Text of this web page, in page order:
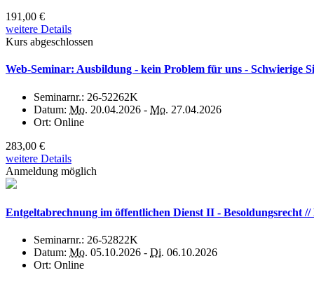
191,00 €
weitere Details
Kurs abgeschlossen
Web-Seminar: Ausbildung - kein Problem für uns - Schwierige
Seminarnr.: 26-52262K
Datum: Mo. 20.04.2026 - Mo. 27.04.2026
Ort: Online
283,00 €
weitere Details
Anmeldung möglich
Entgeltabrechnung im öffentlichen Dienst II - Besoldungsrecht
Seminarnr.: 26-52822K
Datum: Mo. 05.10.2026 - Di. 06.10.2026
Ort: Online